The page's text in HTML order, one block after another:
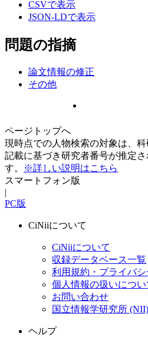
CSVで表示
JSON-LDで表示
問題の指摘
論文情報の修正
その他
ページトップへ
現時点での人物検索の対象は、科
記載に基づき研究者番号が推定
す。
※詳しい説明はこちら
スマートフォン版
|
PC版
CiNiiについて
CiNiiについて
収録データベース一覧
利用規約・プライバ
個人情報の扱いについ
お問い合わせ
国立情報学研究所 (NII)
ヘルプ